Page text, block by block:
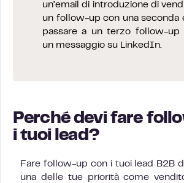
un’email di introduzione di
un follow-up con una seconda
passare a un terzo follow-up
un messaggio su LinkedIn.
Perché devi fare
i tuoi lead?
Fare follow-up con i tuoi lead B2B
una delle tue priorità come